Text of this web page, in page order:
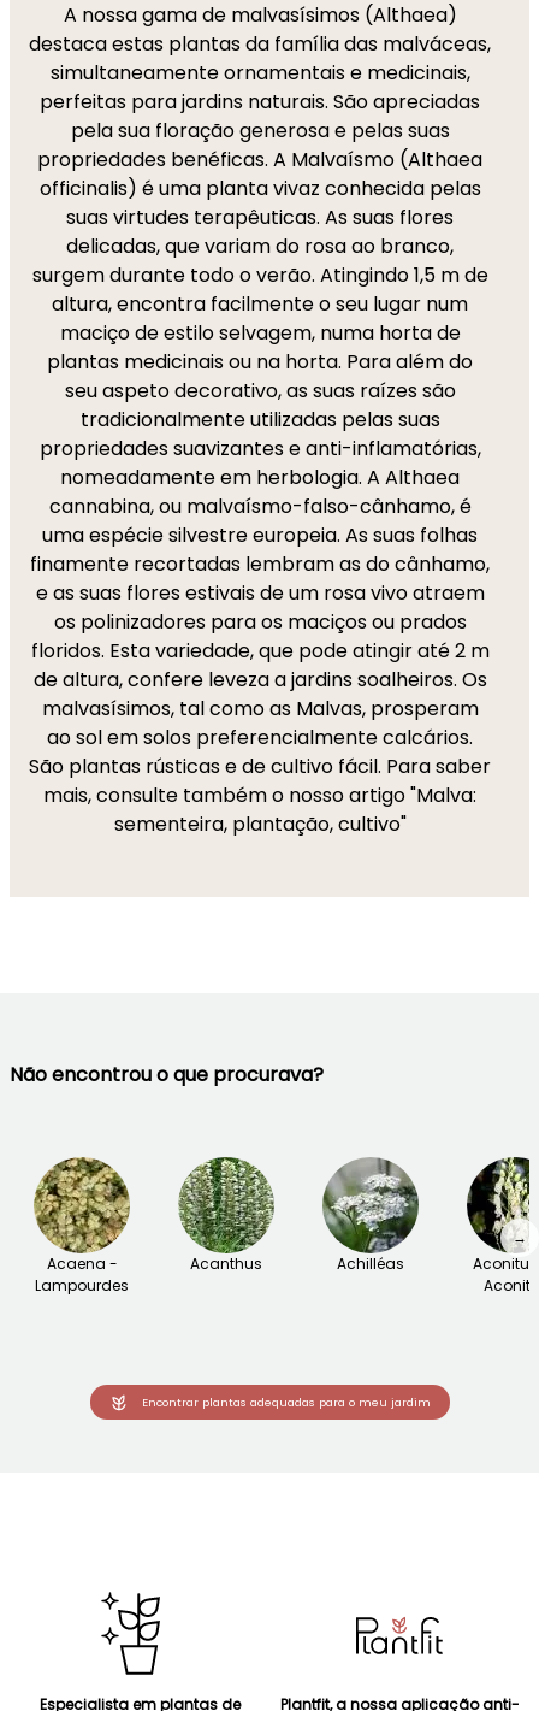
A nossa gama de malvasísimos (Althaea)
destaca estas plantas da família das malváceas,
simultaneamente ornamentais e medicinais,
perfeitas para jardins naturais. São apreciadas
pela sua floração generosa e pelas suas
propriedades benéficas. A Malvaísmo (Althaea
officinalis) é uma planta vivaz conhecida pelas
suas virtudes terapêuticas. As suas flores
delicadas, que variam do rosa ao branco,
surgem durante todo o verão. Atingindo 1,5 m de
altura, encontra facilmente o seu lugar num
maciço de estilo selvagem, numa horta de
plantas medicinais ou na horta. Para além do
seu aspeto decorativo, as suas raízes são
tradicionalmente utilizadas pelas suas
propriedades suavizantes e anti-inflamatórias,
nomeadamente em herbologia. A Althaea
cannabina, ou malvaísmo-falso-cânhamo, é
uma espécie silvestre europeia. As suas folhas
finamente recortadas lembram as do cânhamo,
e as suas flores estivais de um rosa vivo atraem
os polinizadores para os maciços ou prados
floridos. Esta variedade, que pode atingir até 2 m
de altura, confere leveza a jardins soalheiros. Os
malvasísimos, tal como as Malvas, prosperam
ao sol em solos preferencialmente calcários.
São plantas rústicas e de cultivo fácil. Para saber
mais, consulte também o nosso artigo "Malva:
sementeira, plantação, cultivo"
Não encontrou o que procurava?
Acaena -
Lampourdes
Acanthus Achilléas
→
Encontrar plantas adequadas para o meu jardim
Especialista em plantas de Plantfit, a nossa aplicação anti-